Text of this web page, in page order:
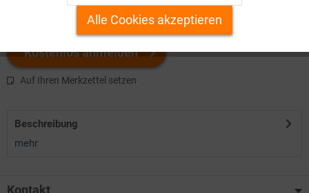
Kostenlos anmelden
Auf Ihren Merkzettel setzen
Beschreibung
mehr
Kontakt
Personalisierung Inaktiv
Service
Alle Cookies akzeptieren